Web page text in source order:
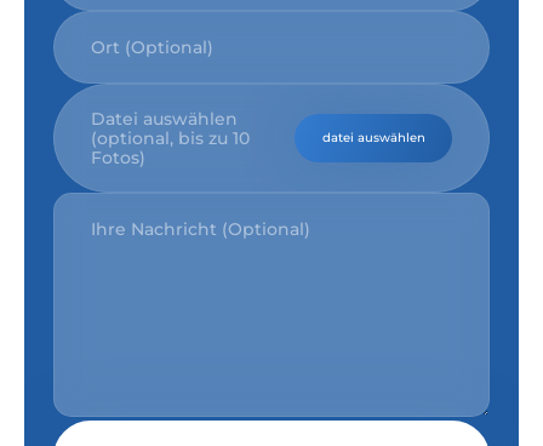
Datei auswählen
(optional, bis zu 10
Fotos)
datei auswählen